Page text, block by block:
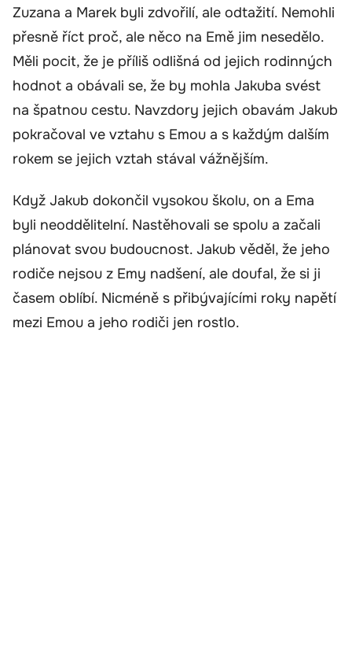
Zuzana a Marek byli zdvořilí, ale odtažití. Nemohli
přesně říct proč, ale něco na Emě jim nesedělo.
Měli pocit, že je příliš odlišná od jejich rodinných
hodnot a obávali se, že by mohla Jakuba svést
na špatnou cestu. Navzdory jejich obavám Jakub
pokračoval ve vztahu s Emou a s každým dalším
rokem se jejich vztah stával vážnějším.
Když Jakub dokončil vysokou školu, on a Ema
byli neoddělitelní. Nastěhovali se spolu a začali
plánovat svou budoucnost. Jakub věděl, že jeho
rodiče nejsou z Emy nadšení, ale doufal, že si ji
časem oblíbí. Nicméně s přibývajícími roky napětí
mezi Emou a jeho rodiči jen rostlo.